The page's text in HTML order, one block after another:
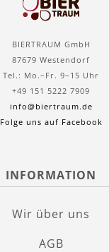
BIERTRAUM GmbH
87679 Westendorf
Tel.: Mo.–Fr. 9–15 Uhr
+49 151 5222 7909
info@biertraum.de
Folge uns auf Facebook
INFORMATION
Wir über uns
AGB